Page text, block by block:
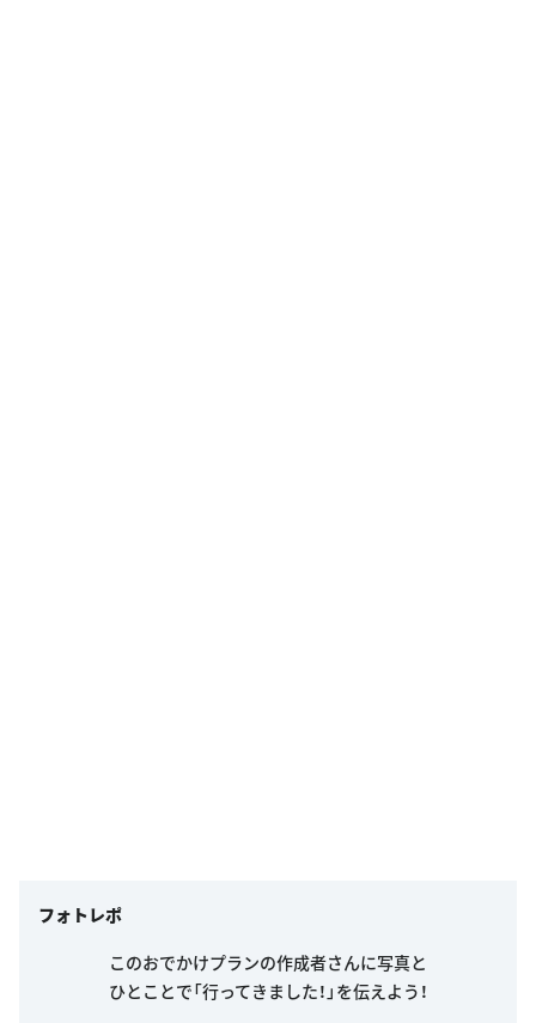
フォトレポ
このおでかけプランの作成者さんに写真と
ひとことで「行ってきました！」を伝えよう！